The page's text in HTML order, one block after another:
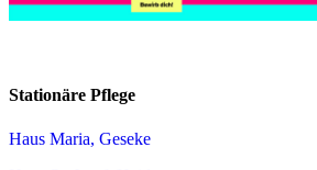
Stationäre Pflege
Haus Maria, Geseke